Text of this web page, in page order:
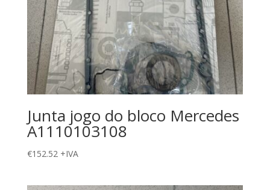
Junta jogo do bloco Mercedes
A1110103108
€152.52 +IVA